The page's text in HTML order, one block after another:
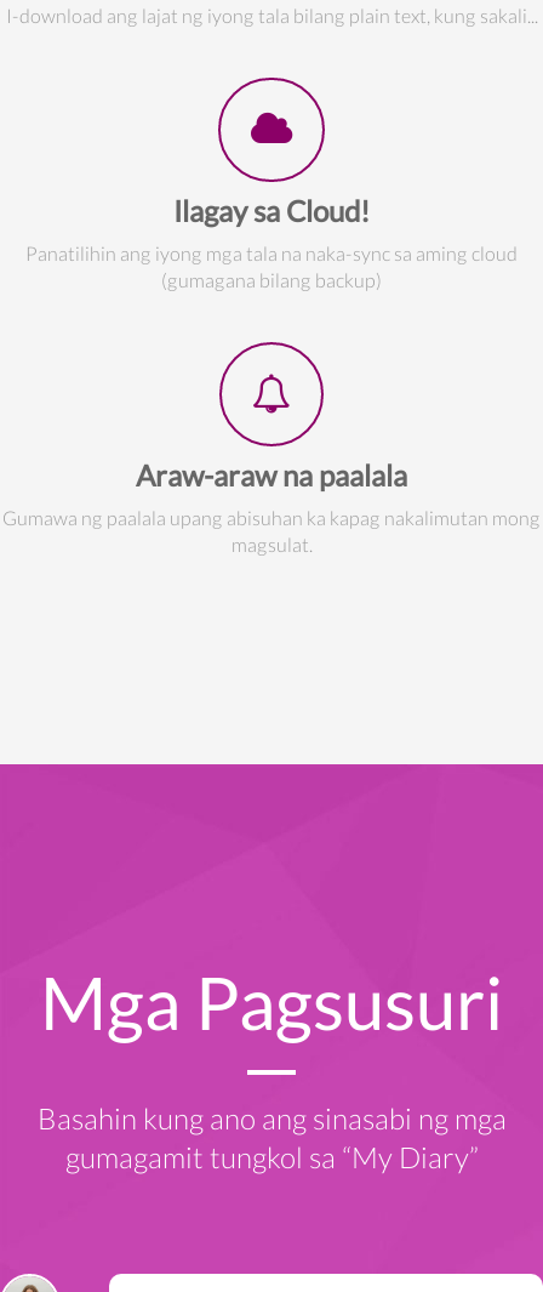
I-download ang lajat ng iyong tala bilang plain text, kung sakali...
Ilagay sa Cloud!
Panatilihin ang iyong mga tala na naka-sync sa aming cloud
(gumagana bilang backup)
Araw-araw na paalala
Gumawa ng paalala upang abisuhan ka kapag nakalimutan mong
magsulat.
Mga Pagsusuri
Basahin kung ano ang sinasabi ng mga
gumagamit tungkol sa “My Diary”